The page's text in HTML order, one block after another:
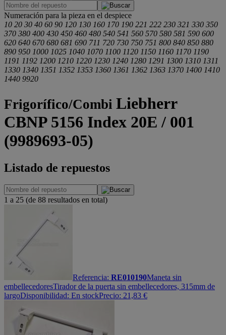
Numeración para la pieza en el despiece
10 20 30 40 60 90 120 130 160 170 190 221 222 230 321 330 350
370 380 400 430 450 460 480 540 541 560 570 580 581 590 600
620 640 670 680 681 690 711 720 730 750 751 800 840 850 880
890 950 1000 1025 1040 1070 1100 1120 1150 1160 1170 1190
1191 1192 1200 1210 1220 1230 1240 1280 1291 1300 1310 1311
1330 1340 1351 1352 1353 1360 1361 1362 1363 1370 1400 1410
1440 9920
Frigorífico/Combi Liebherr
CBNP 5156 Index 20E / 001
(9989693-05)
Listado de repuestos
1 a 25 (de 88 resultados en total)
Referencia: RE010190Maneta sin
embellecedoresTirador de la puerta sin embellecedores, 315mm de
largoDisponibilidad: En stockPrecio: 21,83 €